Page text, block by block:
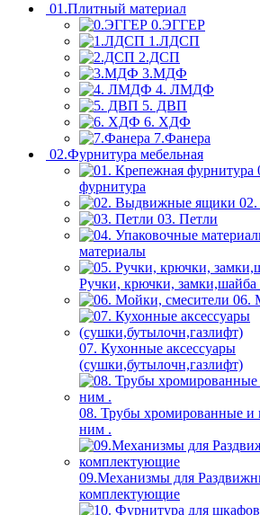
01.Плитный материал
0.ЭГГЕР
1.ЛДСП
2.ДСП
3.МДФ
4. ЛМДФ
5. ДВП
6. ХДФ
7.Фанера
02.Фурнитура мебельная
фурнитура
03. Петли
материалы
Ручки, крючки, замки,шайба
06.
07. Кухонные аксессуары
(сушки,бутылочн,газлифт)
08. Трубы хромированные
ним .
09.Механизмы для
комплектующие